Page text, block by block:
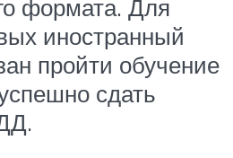
формата. Для
иностранный
пройти обучение
сдать